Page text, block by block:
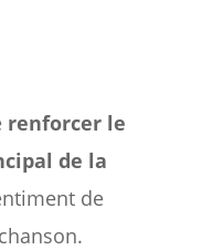
renforcer le
de la
de